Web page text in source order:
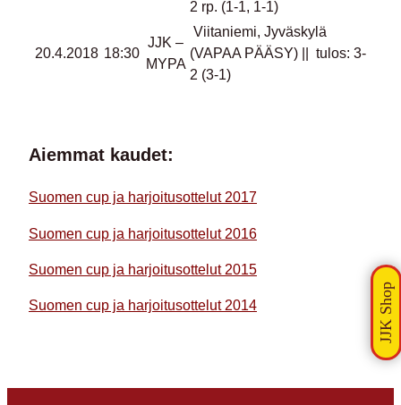
2 rp. (1-1, 1-1)
20.4.2018 18:30
JJK –
MYPA
Viitaniemi, Jyväskylä
(VAPAA PÄÄSY) || tulos: 3-
2 (3-1)
Aiemmat kaudet:
Suomen cup ja harjoitusottelut 2017
Suomen cup ja harjoitusottelut 2016
Suomen cup ja harjoitusottelut 2015
Suomen cup ja harjoitusottelut 2014